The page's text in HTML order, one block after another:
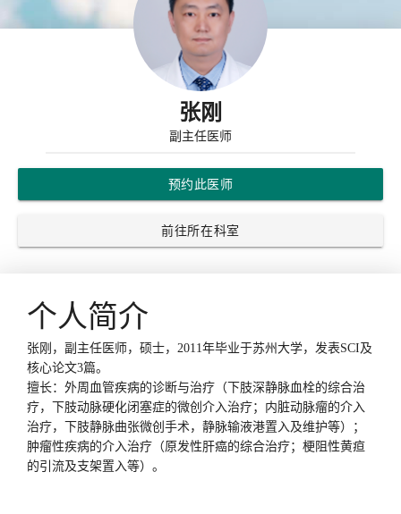
张刚
副主任医师
预约此医师
前往所在科室
个人简介
张刚，副主任医师，硕士，2011年毕业于苏州大学，发表SCI及
核心论文3篇。
擅长：外周血管疾病的诊断与治疗（下肢深静脉血栓的综合治
疗，下肢动脉硬化闭塞症的微创介入治疗；内脏动脉瘤的介入
治疗，下肢静脉曲张微创手术，静脉输液港置入及维护等）；
肿瘤性疾病的介入治疗（原发性肝癌的综合治疗；梗阻性黄疸
的引流及支架置入等）。